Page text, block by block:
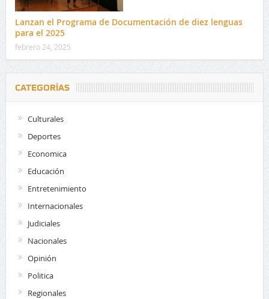
Lanzan el Programa de Documentación de diez lenguas
para el 2025
febrero 24, 2025
CATEGORÍAS
Culturales
Deportes
Economica
Educación
Entretenimiento
Internacionales
Judiciales
Nacionales
Opinión
Politica
Regionales